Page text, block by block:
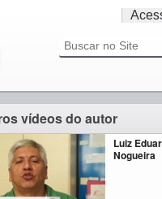
vídeos do autor
Luiz
Nogueira